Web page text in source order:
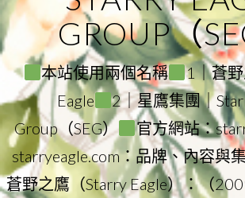
GROUP（
本站使用兩個名稱
1｜蒼
Eagle
2｜星鷹集團｜
Group（SEG）
官方網站：
starryeagle.com：品牌、內容與
蒼野之鷹（Starry Eagle）：（